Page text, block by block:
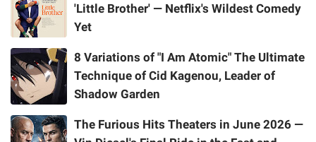
'Little Brother' — Netflix's Wildest Comedy
Yet
8 Variations of "I Am Atomic" The Ultimate
Technique of Cid Kagenou, Leader of
Shadow Garden
The Furious Hits Theaters in June 2026 —